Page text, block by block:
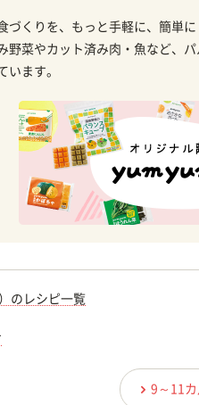
づくりを、もっと手軽に、簡単に
野菜やカット済み肉・魚など、
います。
のレシピ一覧
9～11